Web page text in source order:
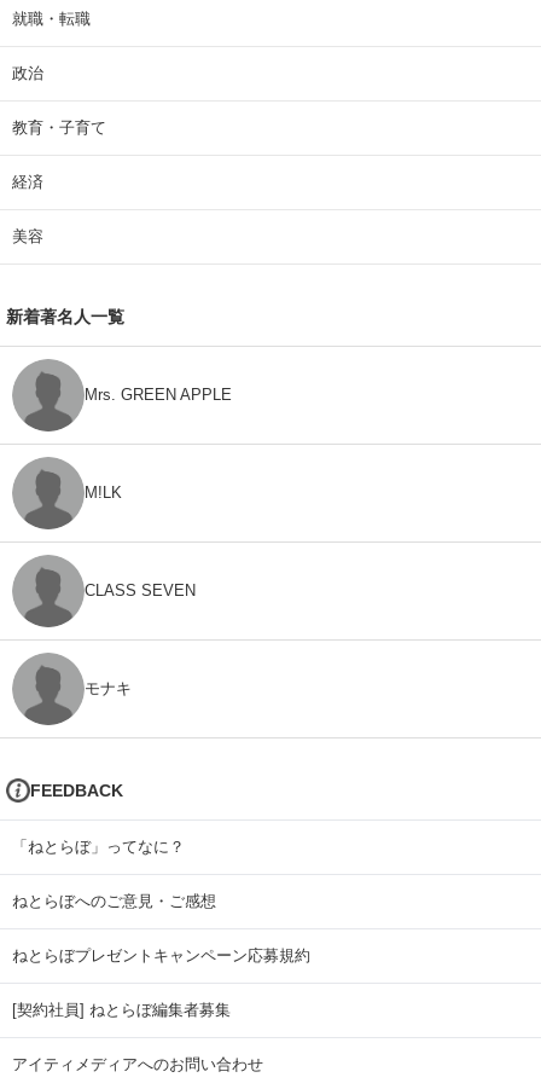
就職・転職
政治
教育・子育て
経済
美容
新着著名人一覧
Mrs. GREEN APPLE
M!LK
CLASS SEVEN
モナキ
FEEDBACK
「ねとらぼ」ってなに？
ねとらぼへのご意見・ご感想
ねとらぼプレゼントキャンペーン応募規約
[契約社員] ねとらぼ編集者募集
アイティメディアへのお問い合わせ